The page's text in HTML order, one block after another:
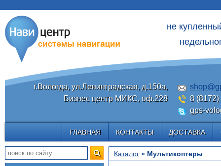
не
г.Вологда, ул.Ленинградская, д.150а,
Бизнес центр МИКС, оф.228
8 (8172)
gps-
ГЛАВНАЯ КОНТАКТЫ ДОСТАВКА
Каталог » Мультикоптеры